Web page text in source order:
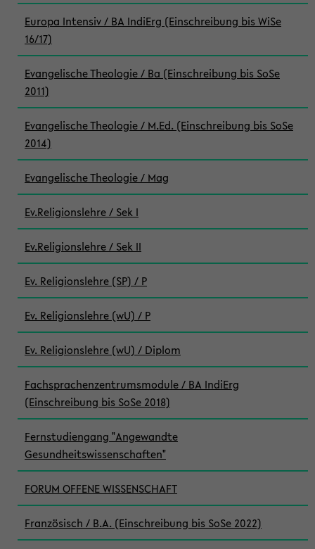
Europa Intensiv / BA IndiErg (Einschreibung bis WiSe
16/17)
Evangelische Theologie / Ba (Einschreibung bis SoSe
2011)
Evangelische Theologie / M.Ed. (Einschreibung bis SoSe
2014)
Evangelische Theologie / Mag
Ev.Religionslehre / Sek I
Ev.Religionslehre / Sek II
Ev. Religionslehre (SP) / P
Ev. Religionslehre (wU) / P
Ev. Religionslehre (wU) / Diplom
Fachsprachenzentrumsmodule / BA IndiErg
(Einschreibung bis SoSe 2018)
Fernstudiengang "Angewandte
Gesundheitswissenschaften"
FORUM OFFENE WISSENSCHAFT
Französisch / B.A. (Einschreibung bis SoSe 2022)